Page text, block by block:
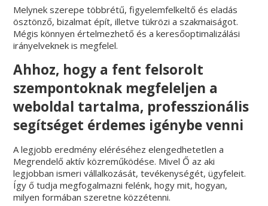
Melynek szerepe többrétű, figyelemfelkeltő és eladás
ösztönző, bizalmat épít, illetve tükrözi a szakmaiságot.
Mégis könnyen értelmezhető és a keresőoptimalizálási
irányelveknek is megfelel.
Ahhoz, hogy a fent felsorolt
szempontoknak megfeleljen a
weboldal tartalma, professzionális
segítséget érdemes igénybe venni
A legjobb eredmény eléréséhez elengedhetetlen a
Megrendelő aktív közreműködése. Mivel Ő az aki
legjobban ismeri vállalkozását, tevékenységét, ügyfeleit.
Így ő tudja megfogalmazni felénk, hogy mit, hogyan,
milyen formában szeretne közzétenni.